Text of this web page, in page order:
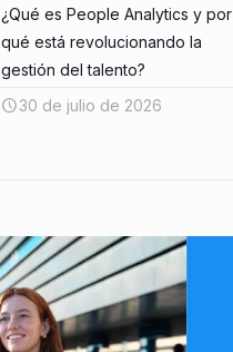
¿Qué es People Analytics y por
qué está revolucionando la
gestión del talento?
30 de julio de 2026